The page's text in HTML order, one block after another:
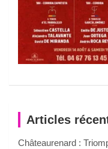
Articles
Châteaurenard :